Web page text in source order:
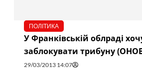
ПОЛІТИКА
У Франківській облраді
заблокувати трибуну
29/03/2013 14:07